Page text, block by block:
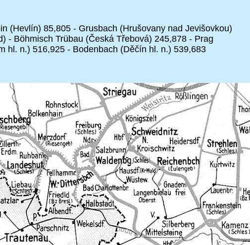
(Hevlín) 85,805 - Grusbach (Hrušovany nad Jevišovkou)
- Böhmisch Trübau (Česká Třebová) 245,878 - Prag
hl. n.) 516,925 - Bodenbach (Děčín hl. n.) 539,683